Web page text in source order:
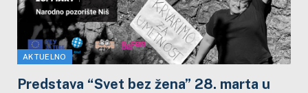
AKTUELNO
Predstava “Svet bez žena” 28. marta u